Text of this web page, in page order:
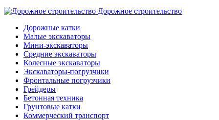
Дорожное строительство
Дорожные катки
Малые экскаваторы
Мини-экскаваторы
Средние экскаваторы
Колесные экскаваторы
Экскаваторы-погрузчики
Фронтальные погрузчики
Грейдеры
Бетонная техника
Грунтовые катки
Коммерческий транспорт